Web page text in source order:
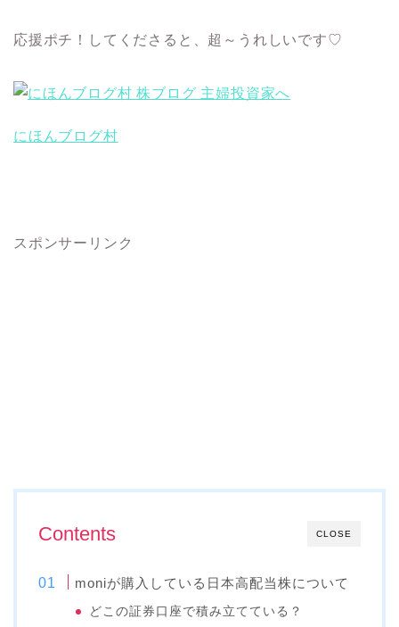
応援ポチ！してくださると、超～うれしいです♡
にほんブログ村
スポンサーリンク
CLOSE
Contents
moniが購入している日本高配当株について
どこの証券口座で積み立てている？